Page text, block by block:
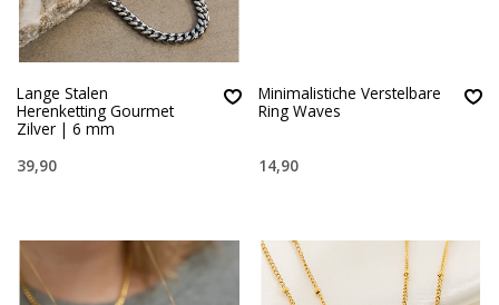
Lange Stalen
Herenketting Gourmet
Zilver | 6 mm
39,90
Minimalistiche Verstelbare
Ring Waves
14,90